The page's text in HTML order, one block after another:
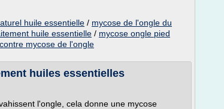
huile essentielle / mycose de l'ongle du
huile essentielle / mycose ongle pied
mycose de l'ongle
huiles essentielles
l'ongle, cela donne une mycose